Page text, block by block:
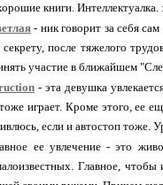
книги. Интеллектуалка.
- ник говорит за себя
после тяжелого
участие в ближайшем
- эта девушка
играет. Кроме этого, ее
если и автостоп тоже.
ее увлечение - это
Главное,